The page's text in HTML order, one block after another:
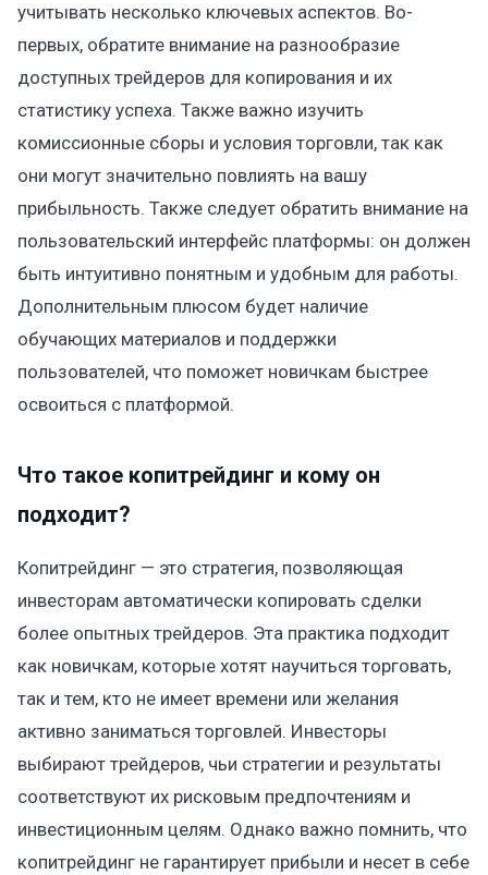
учитывать несколько ключевых аспектов. Во-
первых, обратите внимание на разнообразие
доступных трейдеров для копирования и их
статистику успеха. Также важно изучить
комиссионные сборы и условия торговли, так как
они могут значительно повлиять на вашу
прибыльность. Также следует обратить внимание на
пользовательский интерфейс платформы: он должен
быть интуитивно понятным и удобным для работы.
Дополнительным плюсом будет наличие
обучающих материалов и поддержки
пользователей, что поможет новичкам быстрее
освоиться с платформой.
Что такое копитрейдинг и кому он
подходит?
Копитрейдинг — это стратегия, позволяющая
инвесторам автоматически копировать сделки
более опытных трейдеров. Эта практика подходит
как новичкам, которые хотят научиться торговать,
так и тем, кто не имеет времени или желания
активно заниматься торговлей. Инвесторы
выбирают трейдеров, чьи стратегии и результаты
соответствуют их рисковым предпочтениям и
инвестиционным целям. Однако важно помнить, что
копитрейдинг не гарантирует прибыли и несет в себе